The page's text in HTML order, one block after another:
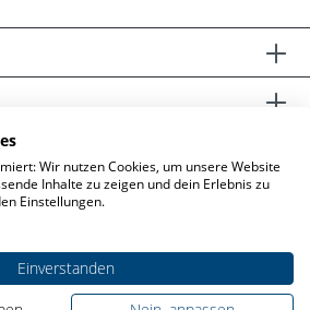
gesetzl. Mehrwertsteuer und zzgl.
Wir nutzen Cookies, um unsere Website
Inhalte zu zeigen und dein Erlebnis zu
Einstellungen.
Einverstanden